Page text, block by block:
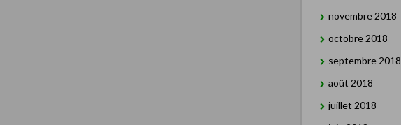
novembre 2018
octobre 2018
septembre 2018
août 2018
juillet 2018